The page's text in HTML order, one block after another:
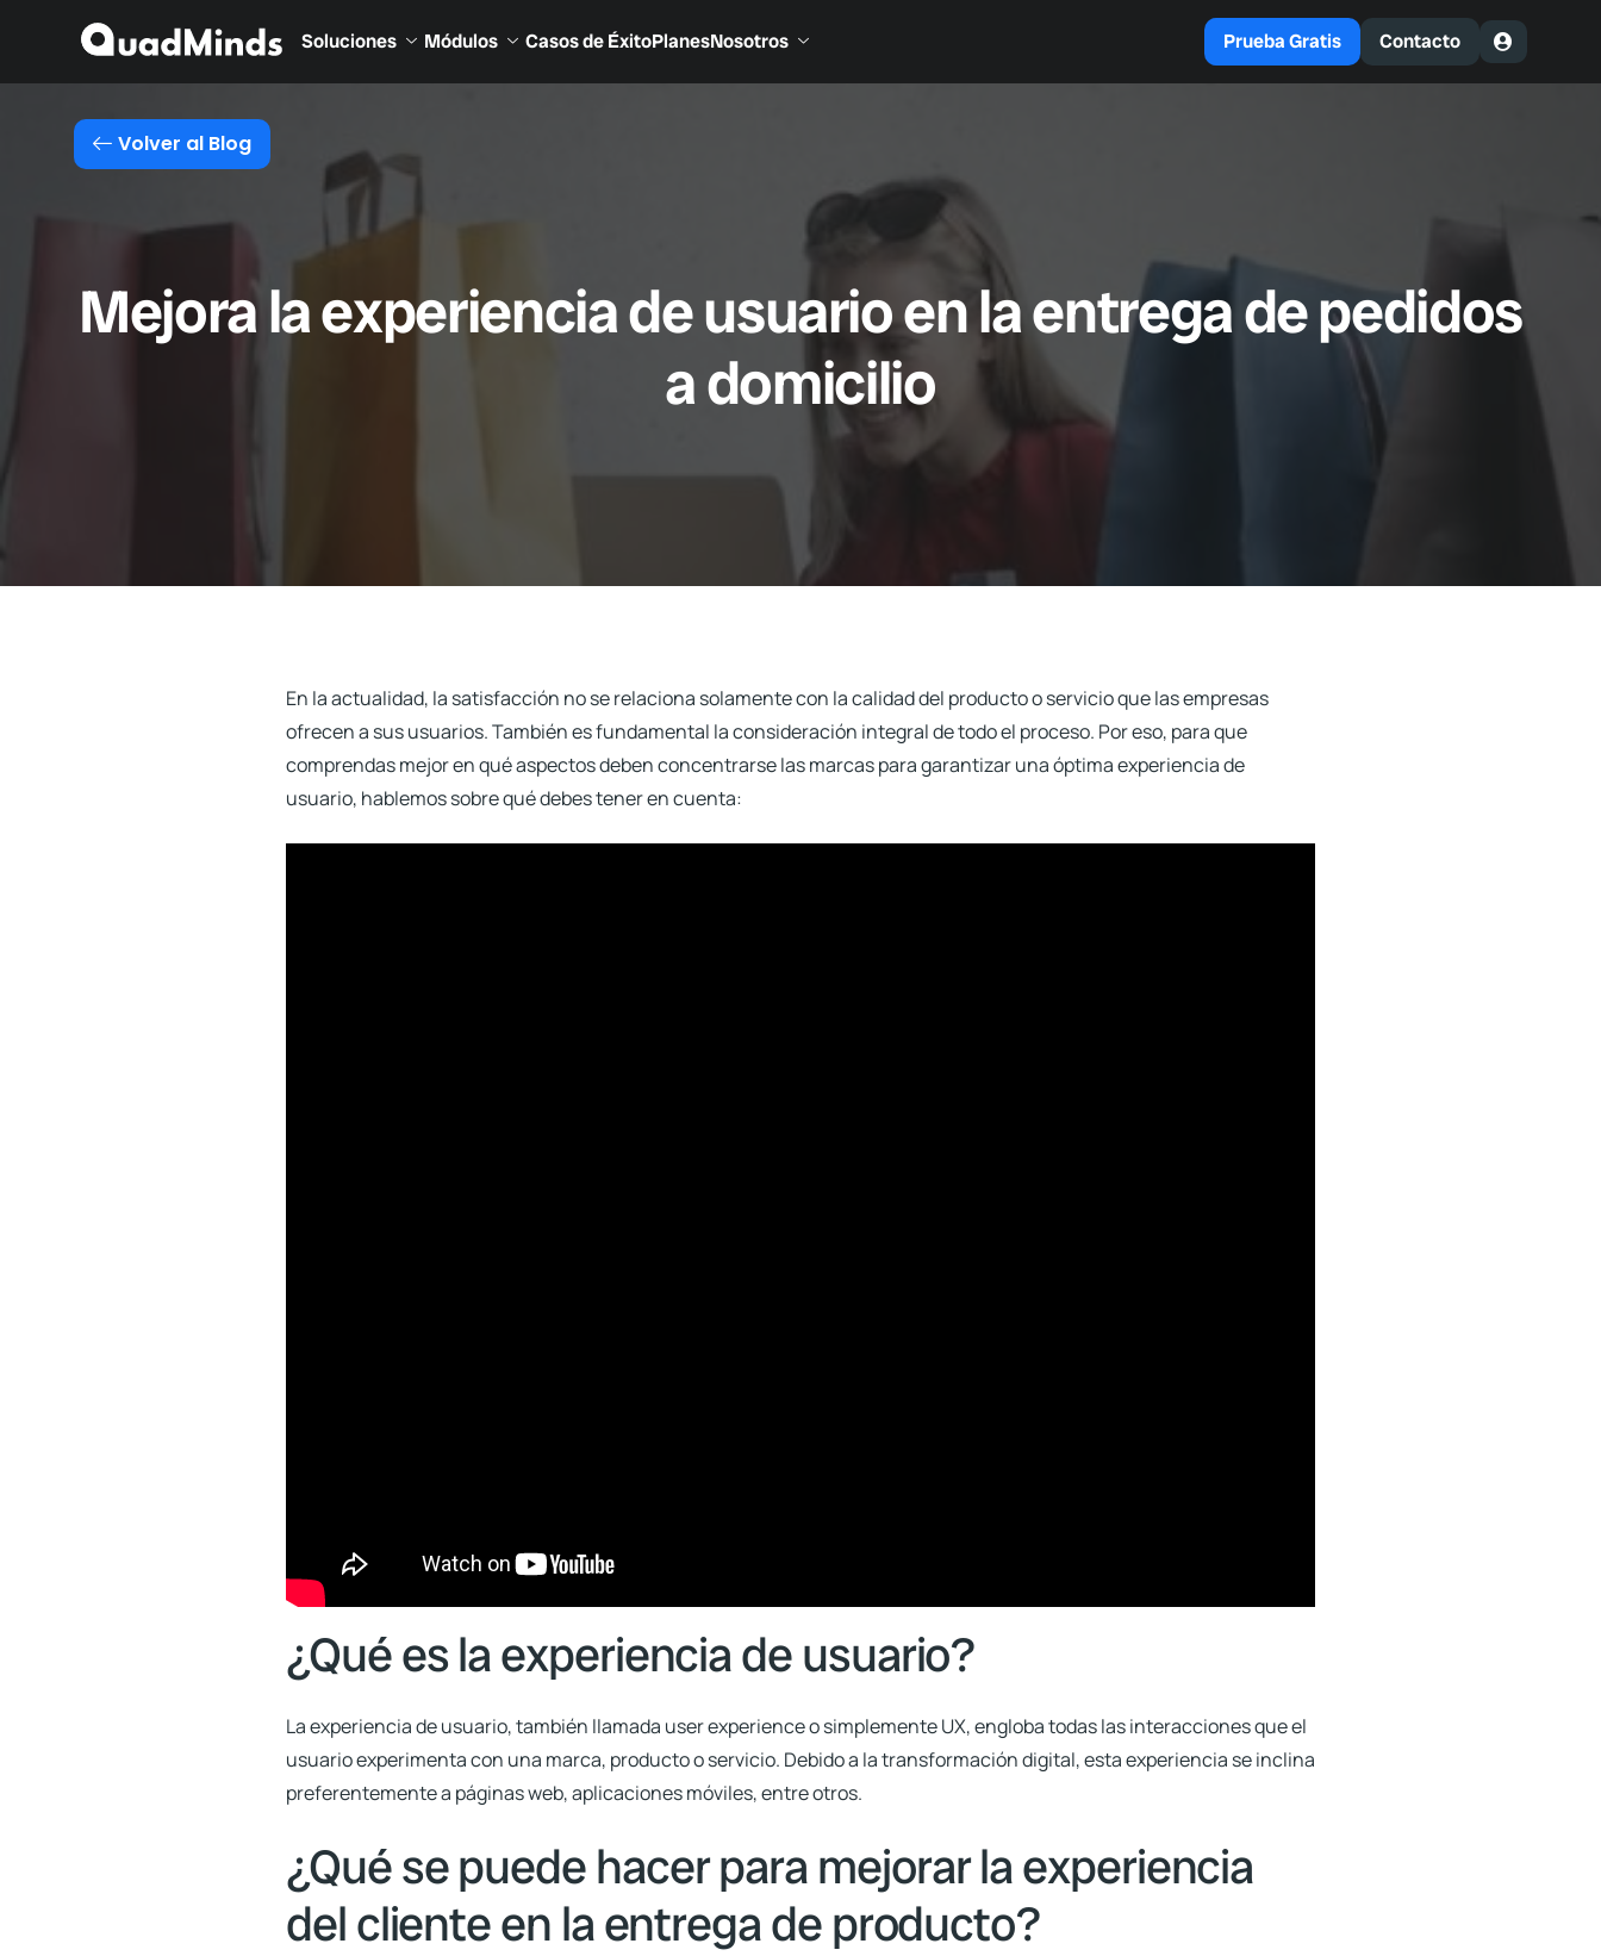
Soluciones Módulos Casos de ÉxitoPlanesNosotros Prueba Gratis Contacto
Volver al Blog
Mejora la experiencia de usuario en la entrega de pedidos
a domicilio
En la actualidad, la satisfacción no se relaciona solamente con la calidad del producto o servicio que las empresas
ofrecen a sus usuarios. También es fundamental la consideración integral de todo el proceso. Por eso, para que
comprendas mejor en qué aspectos deben concentrarse las marcas para garantizar una óptimaexperiencia de
usuario, hablemos sobre qué debes tener en cuenta:
¿Qué es la experiencia de usuario?
Laexperiencia de usuario, también llamada user experience o simplemente UX, engloba todas las interacciones que el
usuario experimenta con una marca, producto o servicio. Debido a la transformación digital, esta experiencia se inclina
preferentemente a páginas web, aplicaciones móviles, entre otros.
¿Qué se puede hacer para mejorar la experiencia
del cliente en la entrega de producto?